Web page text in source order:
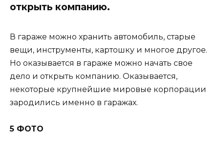
открыть компанию.
В гараже можно хранить автомобиль, старые
вещи, инструменты, картошку и многое другое.
Но оказывается в гараже можно начать свое
дело и открыть компанию. Оказывается,
некоторые крупнейшие мировые корпорации
зародились именно в гаражах.
5 ФОТО